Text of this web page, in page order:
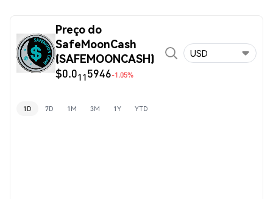
Preço do
SafeMoonCash
(SAFEMOONCASH)
$0.0115946-1.05%
USD
1D 7D 1M 3M 1Y YTD